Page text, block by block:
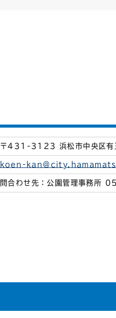
〒431-3123 浜松市中央区有
koen-
問合わせ先：公園管理事務